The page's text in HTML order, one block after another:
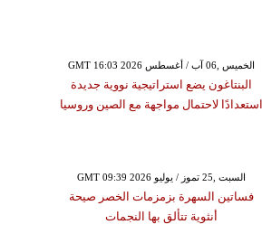
GMT 16:03 2026 الخميس ,06 آب / أغسطس
البنتاغون يضع استراتيجية نووية جديدة
استعدادًا لاحتمال مواجهة مع الصين وروسيا
GMT 09:39 2026 السبت ,25 تموز / يوليو
فساتين السهرة بزمزمات الخصر صيحة
أنثوية تتألق بها النجمات